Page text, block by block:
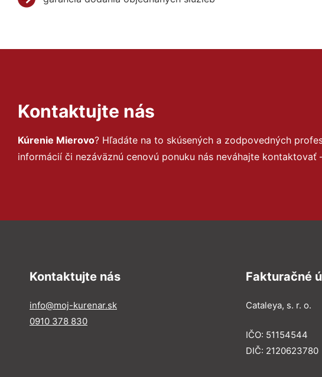
Kontaktujte nás
Kúrenie Mierovo? Hľadáte na to skúsených a zodpovedných
informácií či nezáväznú cenovú ponuku nás neváhajte kontaktovať
Kontaktujte nás
info@moj-kurenar.sk
0910 378 830
Fakturačné
Cataleya, s. r. o.
IČO: 51154544
DIČ: 2120623780